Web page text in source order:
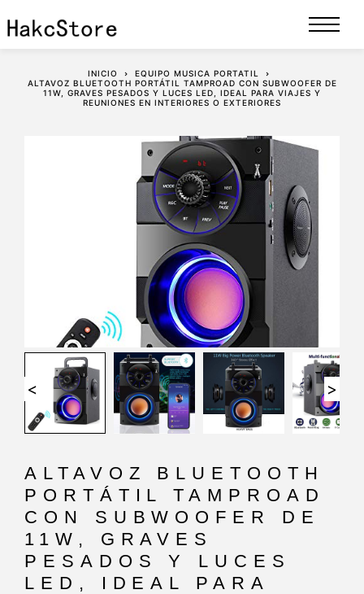
INICIO
EQUIPO MUSICA PORTATIL
ALTAVOZ BLUETOOTH PORTÁTIL TAMPROAD CON SUBWOOFER DE
11W, GRAVES PESADOS Y LUCES LED, IDEAL PARA VIAJES Y
REUNIONES EN INTERIORES O EXTERIORES
< >
ALTAVOZ BLUETOOTH
PORTÁTIL TAMPROAD
CON SUBWOOFER DE
11W, GRAVES
PESADOS Y LUCES
LED, IDEAL PARA